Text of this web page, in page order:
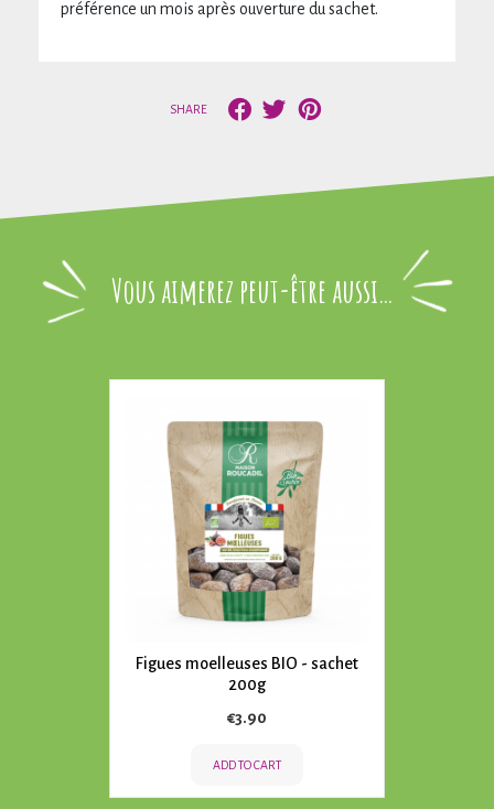
préférence un mois après ouverture du sachet.
SHARE
Vous aimerez peut-être aussi…
Figues moelleuses BIO - sachet
200g
Price
€3.90
ADD TO CART